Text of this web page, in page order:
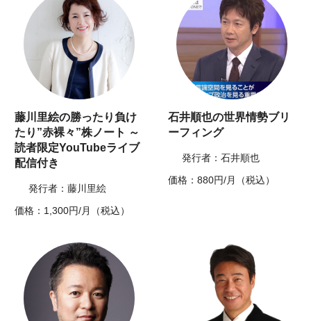
藤川里絵の勝ったり負け
たり”赤裸々”株ノート ～
読者限定YouTubeライブ
配信付き
発行者：藤川里絵
価格：1,300円/月（税込）
石井順也の世界情勢ブリ
ーフィング
発行者：石井順也
価格：880円/月（税込）